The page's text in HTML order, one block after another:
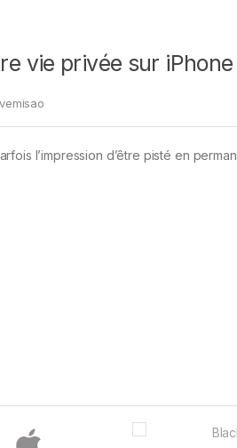
vie privée sur iPhone
vemisao
l’impression d’être pisté en